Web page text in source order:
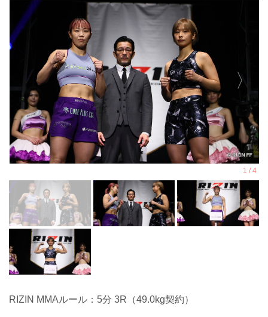
RIZIN MMAルール：5分 3R（49.0kg契約）